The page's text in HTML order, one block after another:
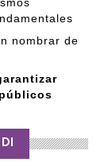
nombrar de